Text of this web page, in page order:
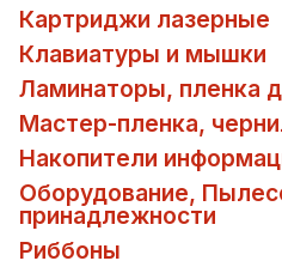
Картриджи лазерные
Клавиатуры и мышки
Ламинаторы, пленка
Мастер-пленка,
Накопители
Оборудование,
принадлежности
Риббоны